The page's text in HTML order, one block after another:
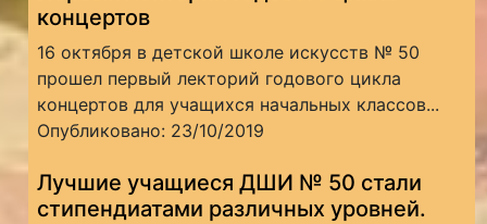
концертов
16 октября в детской школе искусств № 50
прошел первый лекторий годового цикла
концертов для учащихся начальных классов...
Опубликовано: 23/10/2019
Лучшие учащиеся ДШИ № 50 стали
стипендиатами различных уровней.